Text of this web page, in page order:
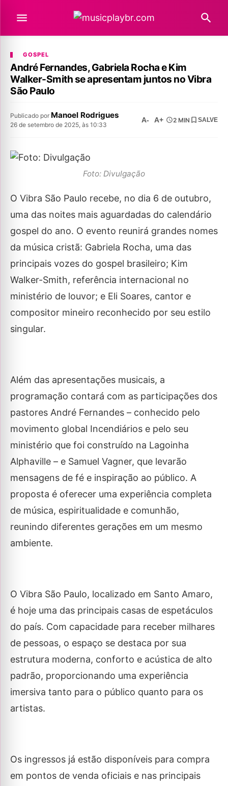
GOSPEL
André Fernandes, Gabriela Rocha e Kim
Walker-Smith se apresentam juntos no Vibra
São Paulo
Publicado por Manoel Rodrigues
26 de setembro de 2025, às 10:33
A- A+ 2 MIN SALVE
Foto: Divulgação
O Vibra São Paulo recebe, no dia 6 de outubro,
uma das noites mais aguardadas do calendário
gospel do ano. O evento reunirá grandes nomes
da música cristã: Gabriela Rocha, uma das
principais vozes do gospel brasileiro; Kim
Walker-Smith, referência internacional no
ministério de louvor; e Eli Soares, cantor e
compositor mineiro reconhecido por seu estilo
singular.
Além das apresentações musicais, a
programação contará com as participações dos
pastores André Fernandes – conhecido pelo
movimento global Incendiários e pelo seu
ministério que foi construído na Lagoinha
Alphaville – e Samuel Vagner, que levarão
mensagens de fé e inspiração ao público. A
proposta é oferecer uma experiência completa
de música, espiritualidade e comunhão,
reunindo diferentes gerações em um mesmo
ambiente.
O Vibra São Paulo, localizado em Santo Amaro,
é hoje uma das principais casas de espetáculos
do país. Com capacidade para receber milhares
de pessoas, o espaço se destaca por sua
estrutura moderna, conforto e acústica de alto
padrão, proporcionando uma experiência
imersiva tanto para o público quanto para os
artistas.
Os ingressos já estão disponíveis para compra
em pontos de venda oficiais e nas principais